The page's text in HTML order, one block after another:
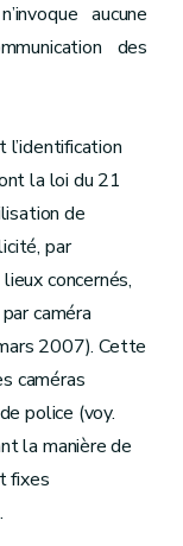
aucune
des
l’identification
la loi du 21
de
par
concernés,
caméra
2007). Cette
caméras
police (voy.
la manière de
fixes